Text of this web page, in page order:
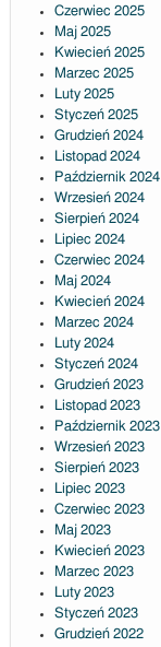
Czerwiec 2025
Maj 2025
Kwiecień 2025
Marzec 2025
Luty 2025
Styczeń 2025
Grudzień 2024
Listopad 2024
Październik 2024
Wrzesień 2024
Sierpień 2024
Lipiec 2024
Czerwiec 2024
Maj 2024
Kwiecień 2024
Marzec 2024
Luty 2024
Styczeń 2024
Grudzień 2023
Listopad 2023
Październik 2023
Wrzesień 2023
Sierpień 2023
Lipiec 2023
Czerwiec 2023
Maj 2023
Kwiecień 2023
Marzec 2023
Luty 2023
Styczeń 2023
Grudzień 2022